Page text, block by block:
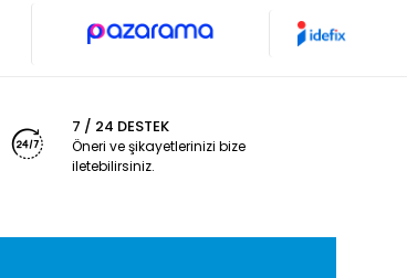
7 / 24 DESTEK
Öneri ve şikayetlerinizi bize
iletebilirsiniz.